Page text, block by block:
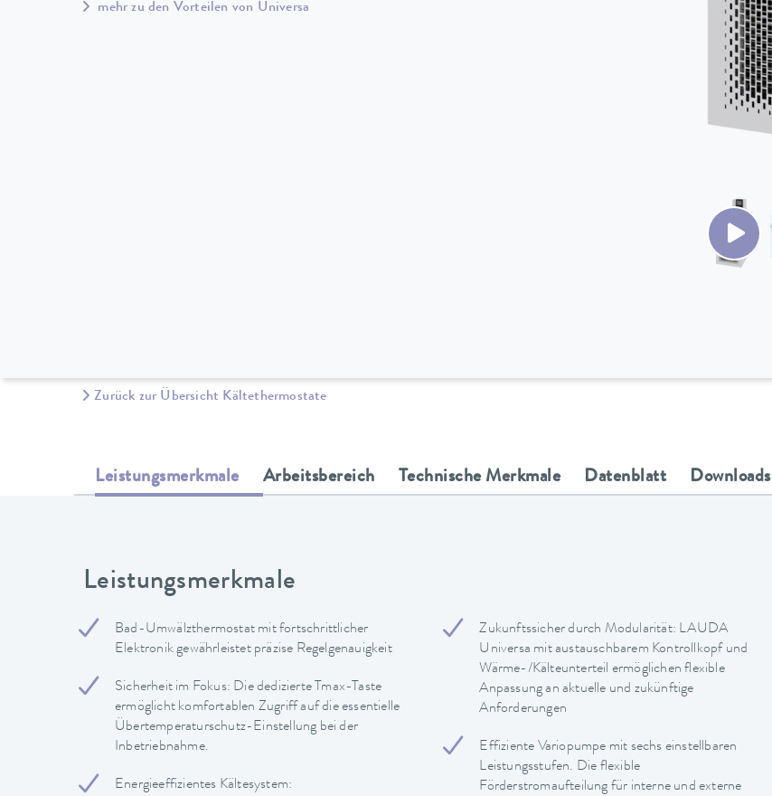
mehr zu den Vorteilen von Universa
Zurück zur Übersicht Kältethermostate
Leistungsmerkmale Arbeitsbereich Technische Merkmale Datenblatt Downloads
Leistungsmerkmale
Bad-Umwälzthermostat mit fortschrittlicher
Elektronik gewährleistet präzise Regelgenauigkeit
Sicherheit im Fokus: Die dedizierte Tmax-Taste
ermöglicht komfortablen Zugriff auf die essentielle
Übertemperaturschutz-Einstellung bei der
Inbetriebnahme.
Energieeffizientes Kältesystem:
Zukunftssicher durch Modularität: LAUDA
Universa mit austauschbarem Kontrollkopf und
Wärme-/Kälteunterteil ermöglichen flexible
Anpassung an aktuelle und zukünftige
Anforderungen
Effiziente Variopumpe mit sechs einstellbaren
Leistungsstufen. Die flexible
Förderstromaufteilung für interne und externe